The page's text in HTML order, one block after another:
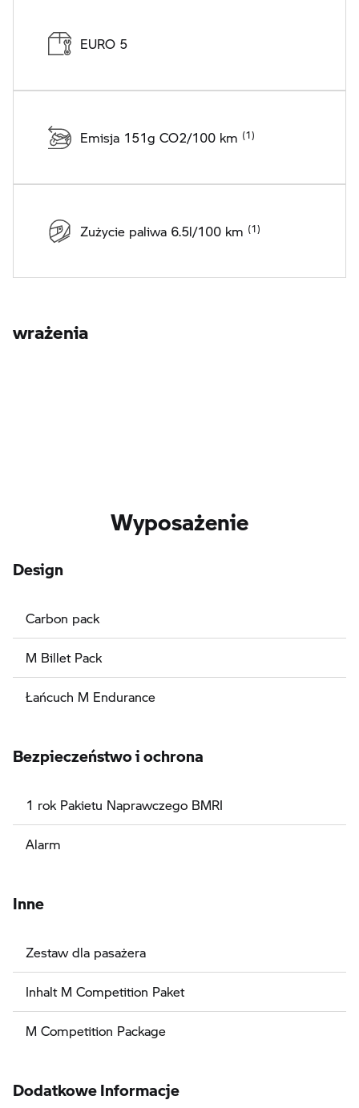
EURO 5
Emisja 151g CO2/100 km
Zużycie paliwa 6.5l/100 km
wrażenia
Wyposażenie
Design
Carbon pack
M Billet Pack
Łańcuch M Endurance
Bezpieczeństwo i ochrona
1 rok Pakietu Naprawczego BMRI
Alarm
Inne
Zestaw dla pasażera
Inhalt M Competition Paket
M Competition Package
Dodatkowe Informacje